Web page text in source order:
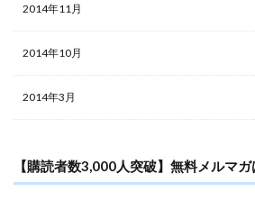
2014年11月
2014年10月
2014年3月
【購読者数3,000人突破】無料メルマガ